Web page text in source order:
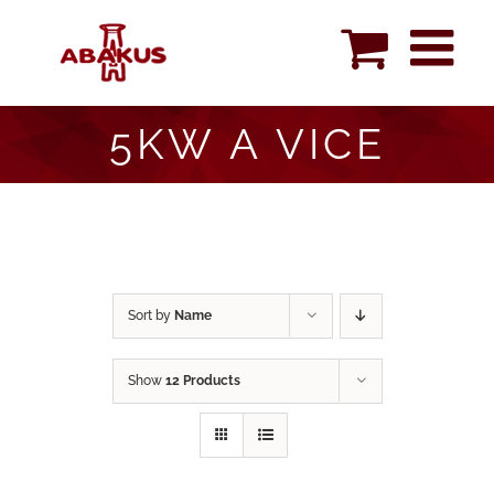
content
5KW A VICE
Sort by Name
Show 12 Products